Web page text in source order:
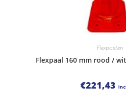
Flexposten
Flexpaal 160 mm rood /
€221,43